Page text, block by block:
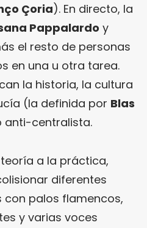
Çoria). En directo, la
Pappalardo y
el resto de personas
en una u otra tarea.
la historia, la cultura
(la definida por Blas
anti-centralista.
a la práctica,
diferentes
palos flamencos,
y varias voces